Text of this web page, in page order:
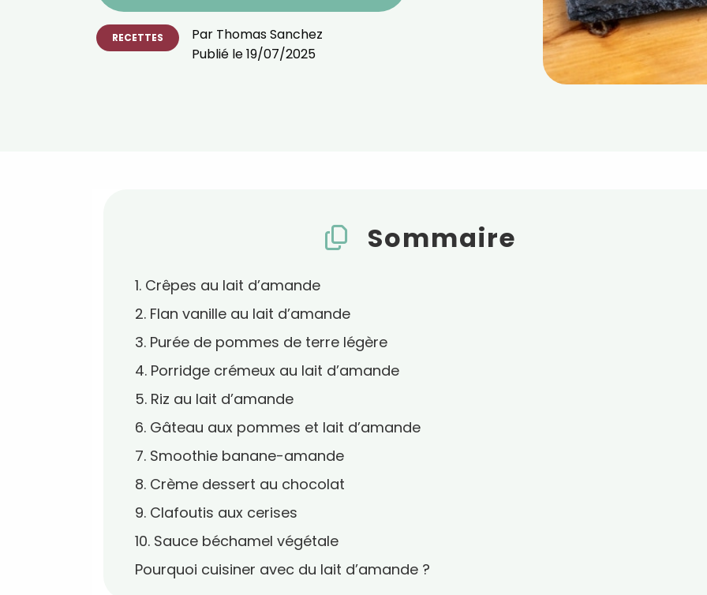
RECETTES Par Thomas Sanchez
Publié le19/07/2025
Sommaire
1. Crêpes au lait d’amande
2. Flan vanille au lait d’amande
3. Purée de pommes de terre légère
4. Porridge crémeux au lait d’amande
5. Riz au lait d’amande
6. Gâteau aux pommes et lait d’amande
7. Smoothie banane-amande
8. Crème dessert au chocolat
9. Clafoutis aux cerises
10. Sauce béchamel végétale
Pourquoi cuisiner avec du lait d’amande ?